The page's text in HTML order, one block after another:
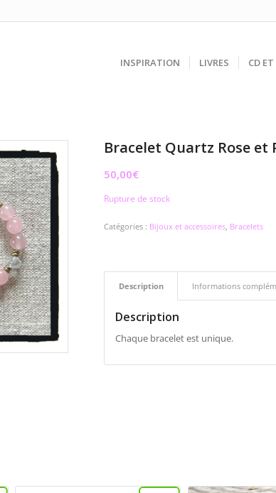
INSPIRATION LIVRES CD
Bracelet Quartz Rose et
50,00€
Rupture de stock
Catégories : Bijoux et accessoires, Bracelets
Description Informations
Description
Chaque bracelet est unique.